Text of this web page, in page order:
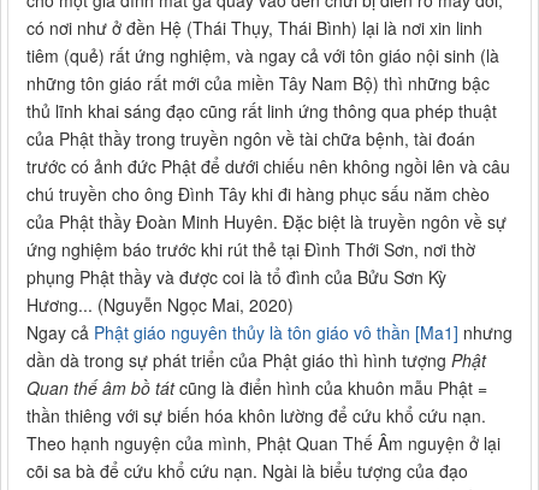
có nơi như ở đền Hệ (Thái Thụy, Thái Bình) lại là nơi xin linh
tiêm (quẻ) rất ứng nghiệm, và ngay cả với tôn giáo nội sinh (là
những tôn giáo rất mới của miền Tây Nam Bộ) thì những bậc
thủ lĩnh khai sáng đạo cũng rất linh ứng thông qua phép thuật
của Phật thầy trong truyền ngôn về tài chữa bệnh, tài đoán
trước có ảnh đức Phật để dưới chiếu nên không ngồi lên và câu
chú truyền cho ông Đình Tây khi đi hàng phục sấu năm chèo
của Phật thầy Đoàn Minh Huyên. Đặc biệt là truyền ngôn về sự
ứng nghiệm báo trước khi rút thẻ tại Đình Thới Sơn, nơi thờ
phụng Phật thầy và được coi là tổ đình của Bửu Sơn Kỳ
Hương... (Nguyễn Ngọc Mai, 2020)
Ngay cả Phật giáo nguyên thủy là tôn giáo vô thần [Ma1] nhưng
dần dà trong sự phát triển của Phật giáo thì hình tượng Phật
Quan thế âm bồ tátcũng là điển hình của khuôn mẫu Phật =
thần thiêng với sự biến hóa khôn lường để cứu khổ cứu nạn.
Theo hạnh nguyện của mình, Phật Quan Thế Âm nguyện ở lại
cõi sa bà để cứu khổ cứu nạn. Ngài là biểu tượng của đạo